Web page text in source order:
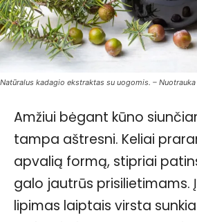
Natūralus kadagio ekstraktas su uogomis. –
Amžiui bėgant kūno
tampa aštresni. Keliai
apvalią formą, stipriai
galo jautrūs prisilietimams.
lipimas laiptais virsta